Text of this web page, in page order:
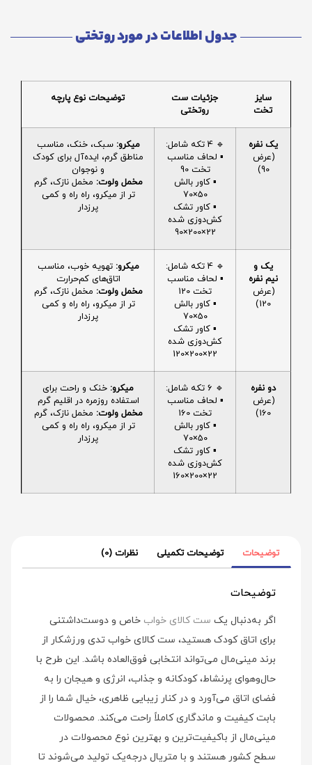
جدول اطلاعات در مورد روتختی
سایز
تخت
جزئیات ست
روتختی
توضیحات نوع پارچه
یک نفره
(عرض
90)
🔹 4 تکه شامل:
▪️ لحاف مناسب
تخت 90
▪️ کاور بالش
50×70
▪️ کاور تشک
کش‌دوزی شده
22×200×90
میکرو: سبک، خنک، مناسب
مناطق گرم، ایده‌آل برای کودک
و نوجوان
مخمل ولوت: مخمل نازک، گرم
تر از میکرو، راه راه و کمی
پرزدار
یک و
نیم نفره
(عرض
120)
🔹 4 تکه شامل:
▪️ لحاف مناسب
تخت 120
▪️ کاور بالش
50×70
▪️ کاور تشک
کش‌دوزی شده
22×200×120
میکرو: تهویه خوب، مناسب
اتاق‌های کم‌حرارت
مخمل ولوت: مخمل نازک، گرم
تر از میکرو، راه راه و کمی
پرزدار
دو نفره
(عرض
160)
🔹 6 تکه شامل:
▪️ لحاف مناسب
تخت 160
▪️ کاور بالش
50×70
▪️ کاور تشک
کش‌دوزی شده
22×200×160
میکرو: خنک و راحت برای
استفاده روزمره در اقلیم گرم
مخمل ولوت: مخمل نازک، گرم
تر از میکرو، راه راه و کمی
پرزدار
توضیحات توضیحات تکمیلی نظرات (0)
توضیحات
اگر به‌دنبال یک ست کالای خواب خاص و دوست‌داشتنی
برای اتاق کودک هستید، ست کالای خواب تدی ورزشکار از
برند مینی‌مال می‌تواند انتخابی فوق‌العاده باشد. این طرح با
حال‌وهوای پرنشاط، کودکانه و جذاب، انرژی و هیجان را به
فضای اتاق می‌آورد و در کنار زیبایی ظاهری، خیال شما را از
بابت کیفیت و ماندگاری کاملاً راحت می‌کند. محصولات
مینی‌مال از باکیفیت‌ترین و بهترین نوع محصولات در
سطح کشور هستند و با متریال درجه‌یک تولید می‌شوند تا